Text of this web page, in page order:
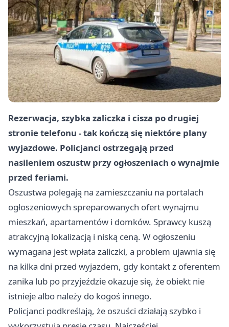
Rezerwacja, szybka zaliczka i cisza po drugiej
stronie telefonu - tak kończą się niektóre plany
wyjazdowe. Policjanci ostrzegają przed
nasileniem oszustw przy ogłoszeniach o wynajmie
przed feriami.
Oszustwa polegają na zamieszczaniu na portalach
ogłoszeniowych spreparowanych ofert wynajmu
mieszkań, apartamentów i domków. Sprawcy kuszą
atrakcyjną lokalizacją i niską ceną. W ogłoszeniu
wymagana jest wpłata zaliczki, a problem ujawnia się
na kilka dni przed wyjazdem, gdy kontakt z oferentem
zanika lub po przyjeździe okazuje się, że obiekt nie
istnieje albo należy do kogoś innego.
Policjanci podkreślają, że oszuści działają szybko i